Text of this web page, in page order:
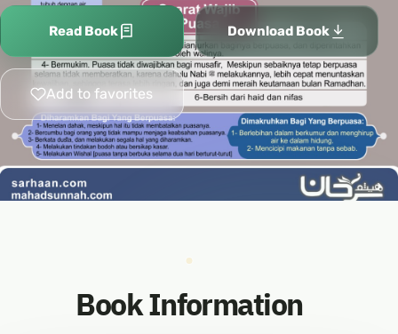
Read Book Download Book
Add to favorites
Book Information